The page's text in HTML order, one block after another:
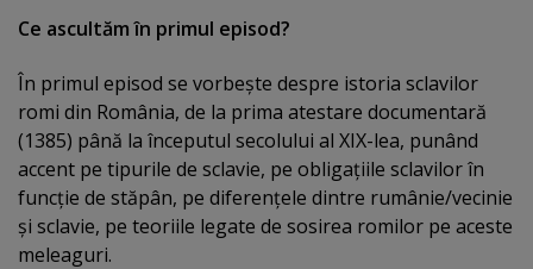
Ce ascultăm în primul episod?
În primul episod se vorbeşte despre istoria sclavilor
romi din România, de la prima atestare documentară
(1385) până la începutul secolului al XIX-lea, punând
accent pe tipurile de sclavie, pe obligaţiile sclavilor în
funcţie de stăpân, pe diferenţele dintre rumânie/vecinie
şi sclavie, pe teoriile legate de sosirea romilor pe aceste
meleaguri.